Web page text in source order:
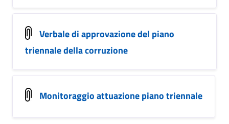
Verbale di approvazione del piano
triennale della corruzione
Monitoraggio attuazione piano triennale